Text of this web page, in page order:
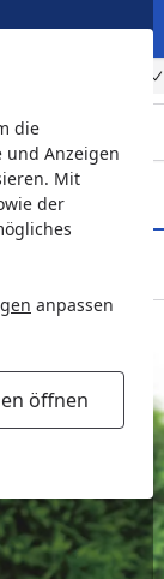
die
und Anzeigen
Mit
der
anpassen
öffnen
(46060)